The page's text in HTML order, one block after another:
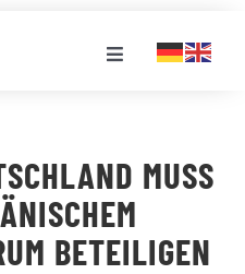
Toggle
MUSS
BETEILIGEN